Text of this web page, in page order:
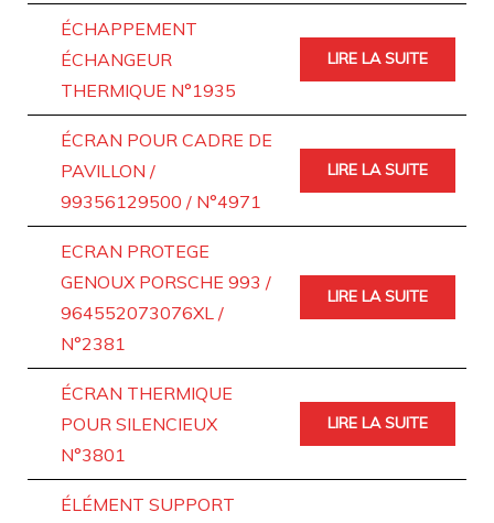
ÉCHAPPEMENT
ÉCHANGEUR
THERMIQUE N°1935
LIRE LA SUITE
ÉCRAN POUR CADRE DE
PAVILLON /
99356129500 / N°4971
LIRE LA SUITE
ECRAN PROTEGE
GENOUX PORSCHE 993 /
964552073076XL /
N°2381
LIRE LA SUITE
ÉCRAN THERMIQUE
POUR SILENCIEUX
N°3801
LIRE LA SUITE
ÉLÉMENT SUPPORT